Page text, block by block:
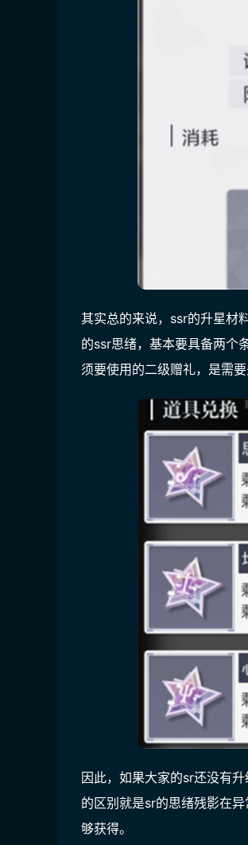
其实总的来说，ssr的升星材
的ssr思绪，基本要具备两个
须要使用的二级赠礼，是需
因此，如果大家的sr还没有
的区别就是sr的思绪残影在
够获得。